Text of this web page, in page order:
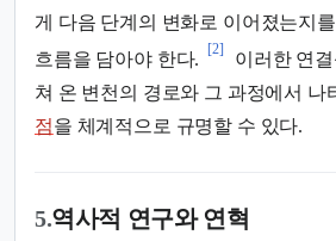
게 다음 단계의 변화로 이어졌는지
흐름을 담아야 한다.
[2]
이러한 연
쳐 온 변천의 경로와 그 과정에서 나
점을 체계적으로 규명할 수 있다.
5.역사적 연구와 연혁